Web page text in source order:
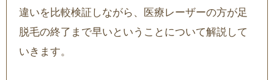
違いを比較検証しながら、医療レーザーの方が足
脱毛の終了まで早いということについて解説して
いきます。